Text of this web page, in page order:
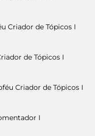
Criador de Tópicos I
de Tópicos I
Criador de Tópicos I
I